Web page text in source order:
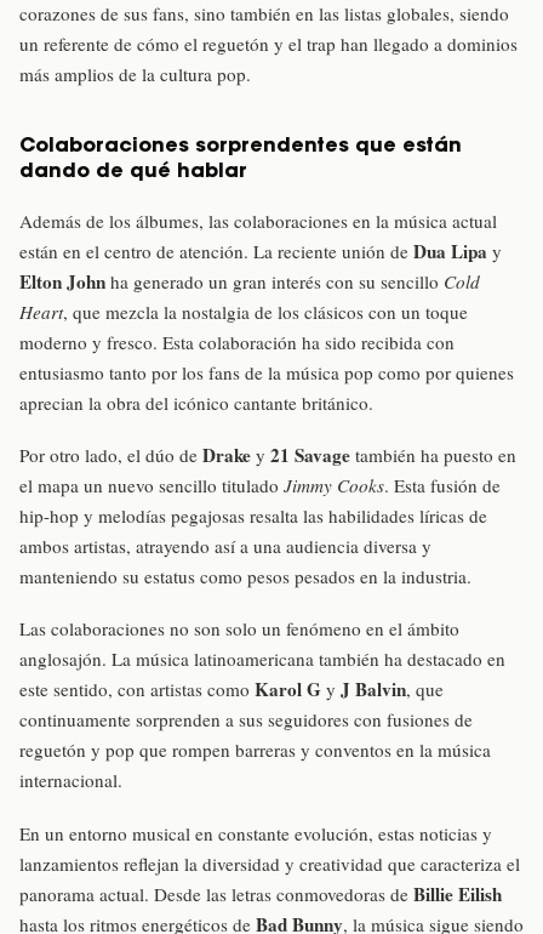
corazones de sus fans, sino también en las listas globales, siendo
un referente de cómo el reguetón y el trap han llegado a dominios
más amplios de la cultura pop.
Colaboraciones sorprendentes que están
dando de qué hablar
Además de los álbumes, las colaboraciones en la música actual
están en el centro de atención. La reciente unión de Dua Lipa y
Elton John ha generado un gran interés con su sencillo Cold
Heart, que mezcla la nostalgia de los clásicos con un toque
moderno y fresco. Esta colaboración ha sido recibida con
entusiasmo tanto por los fans de la música pop como por quienes
aprecian la obra del icónico cantante británico.
Por otro lado, el dúo de Drake y 21 Savage también ha puesto en
el mapa un nuevo sencillo titulado Jimmy Cooks. Esta fusión de
hip-hop y melodías pegajosas resalta las habilidades líricas de
ambos artistas, atrayendo así a una audiencia diversa y
manteniendo su estatus como pesos pesados en la industria.
Las colaboraciones no son solo un fenómeno en el ámbito
anglosajón. La música latinoamericana también ha destacado en
este sentido, con artistas como Karol G y J Balvin, que
continuamente sorprenden a sus seguidores con fusiones de
reguetón y pop que rompen barreras y conventos en la música
internacional.
En un entorno musical en constante evolución, estas noticias y
lanzamientos reflejan la diversidad y creatividad que caracteriza el
panorama actual. Desde las letras conmovedoras de Billie Eilish
hasta los ritmos energéticos de Bad Bunny, la música sigue siendo